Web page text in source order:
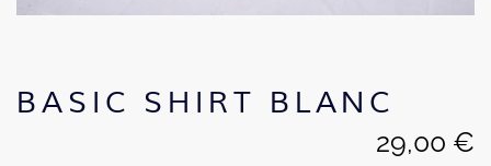
BASIC SHIRT BLANC
29,00 €